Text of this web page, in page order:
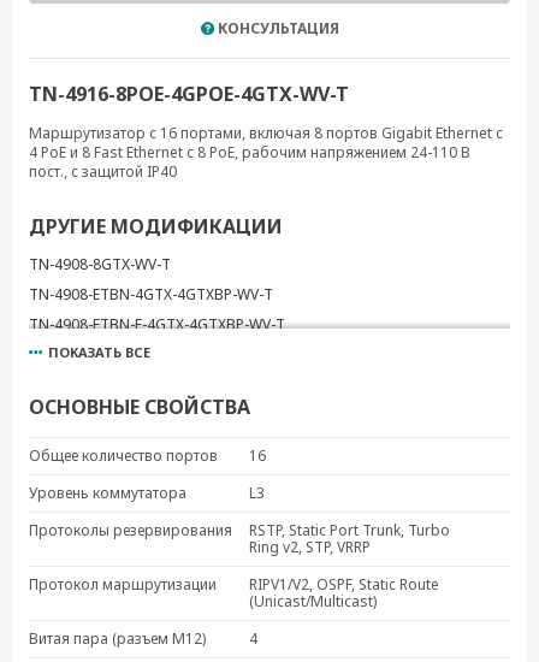
КОНСУЛЬТАЦИЯ
TN-4916-8POE-4GPOE-4GTX-WV-T
Маршрутизатор с 16 портами, включая 8 портов Gigabit Ethernet с
4 PoE и 8 Fast Ethernet с 8 PoE, рабочим напряжением 24-110 В
пост., с защитой IP40
ДРУГИЕ МОДИФИКАЦИИ
TN-4908-8GTX-WV-T
TN-4908-ETBN-4GTX-4GTXBP-WV-T
TN-4908-ETBN-F-4GTX-4GTXBP-WV-T
TN-4908-4GPoE-4GTX-WV-T
TN-4908-ETBN-F-4GPoE-4GTXBP-WV-T
TN-4916-ETBN-8PoE-4GPoE-4GTXBP-WV-T
ПОКАЗАТЬ ВСЕ
ОСНОВНЫЕ СВОЙСТВА
Общее количество портов
16
Уровень коммутатора
L3
Протоколы резервирования
RSTP, Static Port Trunk, Turbo
Ring v2, STP, VRRP
Протокол маршрутизации
RIPV1/V2, OSPF, Static Route
(Unicast/Multicast)
Витая пара (разъем M12)
4